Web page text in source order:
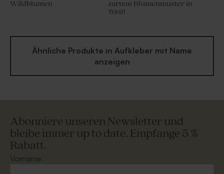
Wildblumen
zartem Blumenmuster in
Weiß
Ähnliche Produkte in Aufkleber mit Name
anzeigen
Abonniere unseren Newsletter und
bleibe immer up to date. Empfange 5 %
Rabatt.
Vorname